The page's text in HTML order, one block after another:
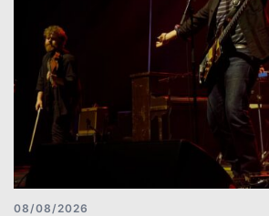
08/08/2026